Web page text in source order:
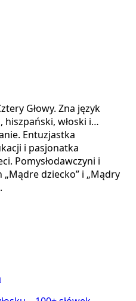
Głowy. Zna język
hiszpański, włoski i…
Entuzjastka
i pasjonatka
Pomysłodawczyni i
dziecko” i „Mądry